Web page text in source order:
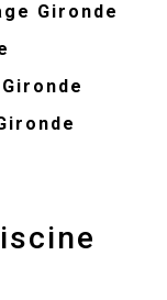
Gironde